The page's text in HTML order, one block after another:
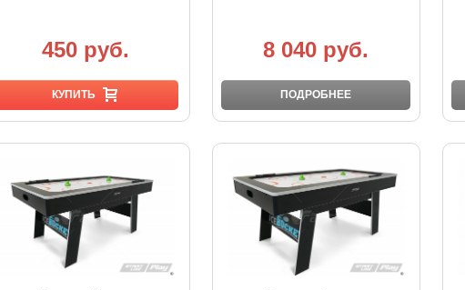
450 руб.
КУПИТЬ
8 040 руб.
ПОДРОБНЕЕ